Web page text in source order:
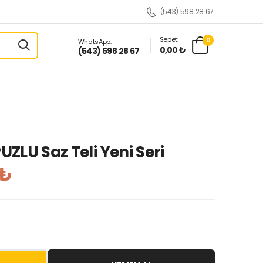
(543) 598 28 67
WhatsApp:
(543) 598 28 67
Sepet:
0,00 ₺
0
Saz Teli Yeni Seri